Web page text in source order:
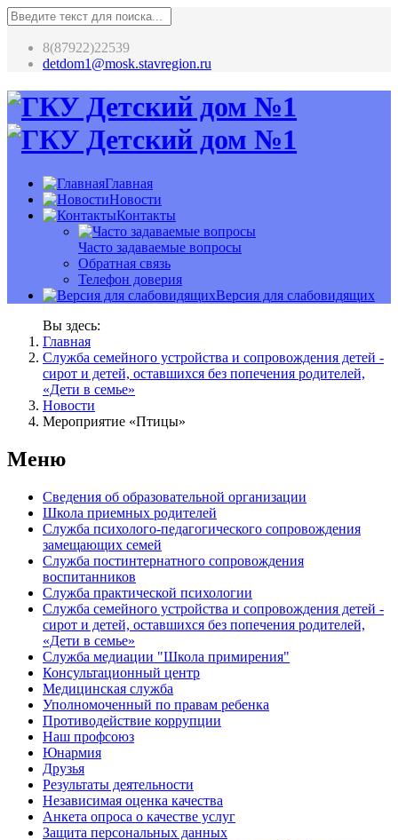
8(87922)22539
detdom1@mosk.stavregion.ru
Главная
Новости
Контакты
Часто задаваемые вопросы
Обратная связь
Телефон доверия
Версия для слабовидящих
Вы здесь:
Главная
Служба семейного устройства и сопровождения детей -
сирот и детей, оставшихся без попечения родителей,
«Дети в семье»
Новости
Мероприятие «Птицы»
Меню
Сведения об образовательной организации
Школа приемных родителей
Служба психолого-педагогического сопровождения
замещающих семей
Cлужба постинтернатного сопровождения
воспитанников
Служба практической психологии
Служба семейного устройства и сопровождения детей -
сирот и детей, оставшихся без попечения родителей,
«Дети в семье»
Служба медиации "Школа примирения"
Консультационный центр
Медицинская служба
Уполномоченный по правам ребенка
Противодействие коррупции
Наш профсоюз
Юнармия
Друзья
Результаты деятельности
Независимая оценка качества
Анкета опроса о качестве услуг
Защита персональных данных